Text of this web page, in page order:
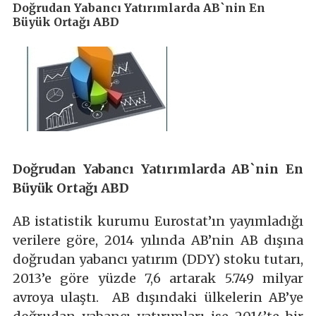
Doğrudan Yabancı Yatırımlarda AB`nin En
Büyük Ortağı ABD
Doğrudan Yabancı Yatırımlarda AB`nin En
Büyük Ortağı ABD
AB istatistik kurumu Eurostat’ın yayımladığı
verilere göre, 2014 yılında AB’nin AB dışına
doğrudan yabancı yatırım (DDY) stoku tutarı,
2013’e göre yüzde 7,6 artarak 5.749 milyar
avroya ulaştı. AB dışındaki ülkelerin AB’ye